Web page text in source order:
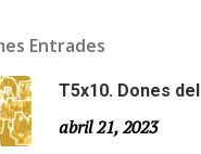
Entrades
T5x10. Dones
abril 21, 2023